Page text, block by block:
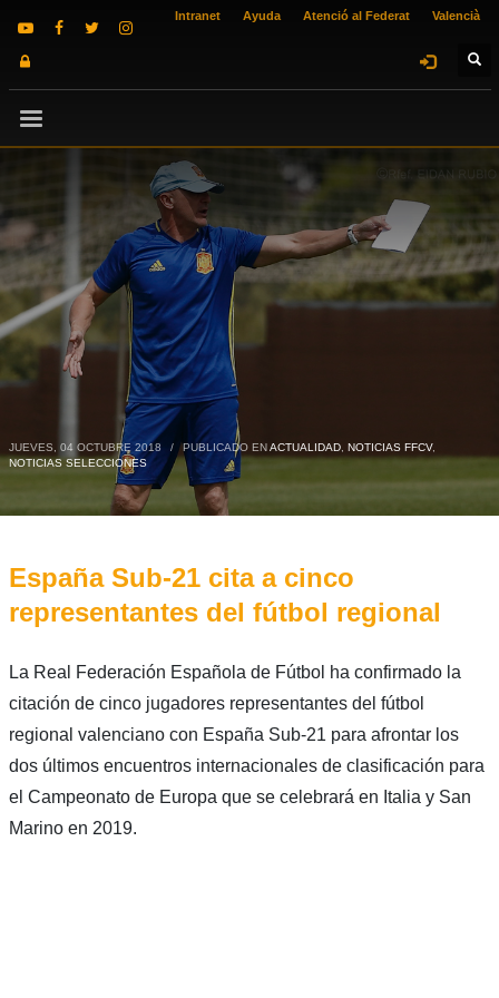
Intranet Ayuda Atenció al Federat Valencià
JUEVES, 04 OCTUBRE 2018 / PUBLICADO ENACTUALIDAD, NOTICIAS FFCV,
NOTICIAS SELECCIONES
España Sub-21 cita a cinco
representantes del fútbol regional
La Real Federación Española de Fútbol ha confirmado la
citación de cinco jugadores representantes del fútbol
regional valenciano con España Sub-21 para afrontar los
dos últimos encuentros internacionales de clasificación para
el Campeonato de Europa que se celebrará en Italia y San
Marino en 2019.